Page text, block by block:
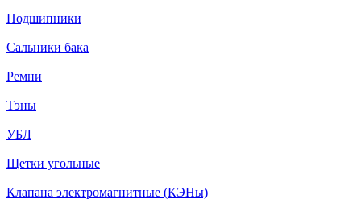
Подшипники
Сальники бака
Ремни
Тэны
УБЛ
Щетки угольные
Клапана электромагнитные (КЭНы)